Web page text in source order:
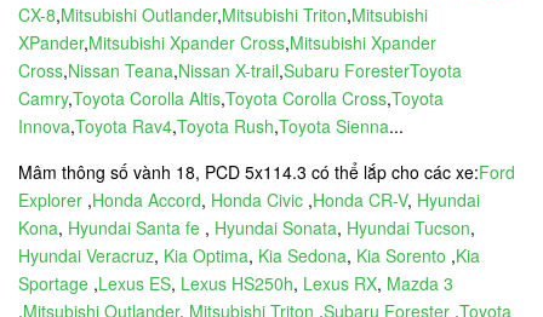
CX-8,Mitsubishi Outlander,Mitsubishi Triton,Mitsubishi
XPander,Mitsubishi Xpander Cross,Mitsubishi Xpander
Cross,Nissan Teana,Nissan X-trail,Subaru ForesterToyota
Camry,Toyota Corolla Altis,Toyota Corolla Cross,Toyota
Innova,Toyota Rav4,Toyota Rush,Toyota Sienna...
Mâm thông số vành 18, PCD 5x114.3 có thể lắp cho các xe:Ford
Explorer ,Honda Accord, Honda Civic ,Honda CR-V, Hyundai
Kona, Hyundai Santa fe , Hyundai Sonata, Hyundai Tucson,
Hyundai Veracruz, Kia Optima, Kia Sedona, Kia Sorento ,Kia
Sportage ,Lexus ES, Lexus HS250h, Lexus RX, Mazda 3
,Mitsubishi Outlander, Mitsubishi Triton ,Subaru Forester ,Toyota